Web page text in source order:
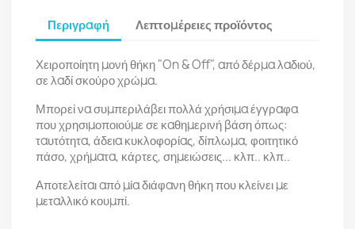
Περιγραφή Λεπτομέρειες προϊόντος
Χειροποίητη μονή θήκη "On & Off", από δέρμα λαδιού,
σε λαδί σκούρο χρώμα.
Μπορεί να συμπεριλάβει πολλά χρήσιμα έγγραφα
που χρησιμοποιούμε σε καθημερινή βάση όπως:
ταυτότητα, άδεια κυκλοφορίας, δίπλωμα, φοιτητικό
πάσο, χρήματα, κάρτες, σημειώσεις... κλπ.. κλπ..
Αποτελείται από μία διάφανη θήκη που κλείνει με
μεταλλικό κουμπί.